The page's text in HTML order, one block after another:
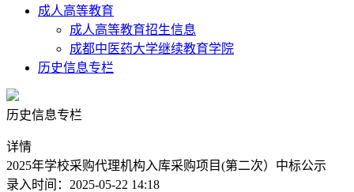
成人高等教育
成人高等教育招生信息
成都中医药大学继续教育学院
历史信息专栏
历史信息专栏
详情
2025年学校采购代理机构入库采购项目(第二次）中标公示
录入时间：2025-05-22 14:18